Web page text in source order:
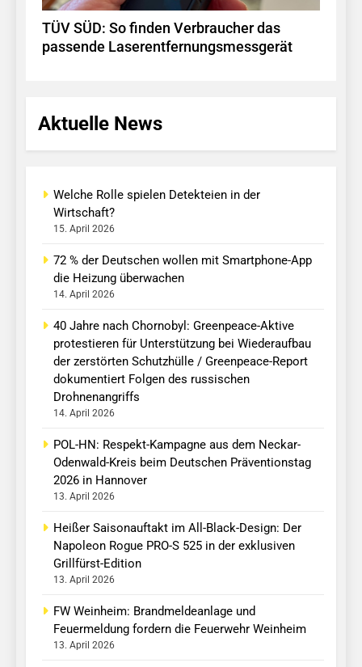
TÜV SÜD: So finden Verbraucher das
passende Laserentfernungsmessgerät
Aktuelle News
Welche Rolle spielen Detekteien in der
Wirtschaft?
15. April 2026
72 % der Deutschen wollen mit Smartphone-App
die Heizung überwachen
14. April 2026
40 Jahre nach Chornobyl: Greenpeace-Aktive
protestieren für Unterstützung bei Wiederaufbau
der zerstörten Schutzhülle / Greenpeace-Report
dokumentiert Folgen des russischen
Drohnenangriffs
14. April 2026
POL-HN: Respekt-Kampagne aus dem Neckar-
Odenwald-Kreis beim Deutschen Präventionstag
2026 in Hannover
13. April 2026
Heißer Saisonauftakt im All-Black-Design: Der
Napoleon Rogue PRO-S 525 in der exklusiven
Grillfürst-Edition
13. April 2026
FW Weinheim: Brandmeldeanlage und
Feuermeldung fordern die Feuerwehr Weinheim
13. April 2026